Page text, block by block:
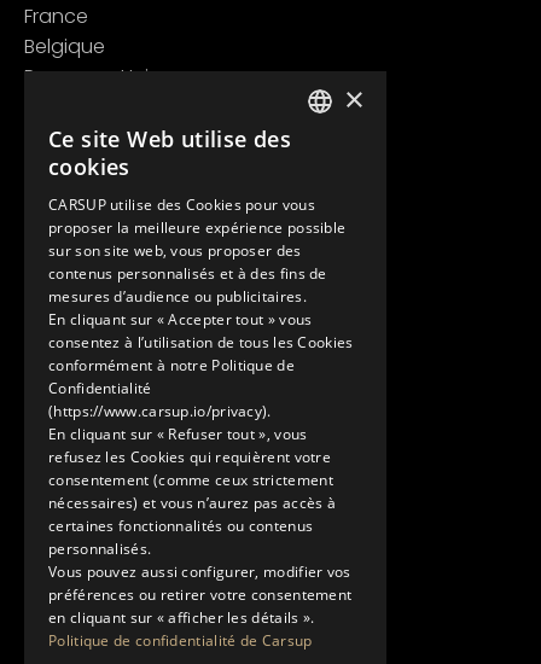
France
Belgique
Royaume Uni
Contact
+33 1 89 47 00 43
contact@carsup.io
Page contact
Découvrir
Nos Conciergeries
Nos services
Le Showroom
L'univers Carsup
Le carnet de route
En savoir plus
Mentions légales
Politique de confidentialité
Conditions générales d'utilisation
×
Ce site Web utilise des
cookies
CARSUP utilise des Cookies pour vous
proposer la meilleure expérience possible
sur son site web, vous proposer des
contenus personnalisés et à des fins de
mesures d’audience ou publicitaires.
En cliquant sur « Accepter tout » vous
consentez à l’utilisation de tous les Cookies
conformément à notre Politique de
Confidentialité
(https://www.carsup.io/privacy).
En cliquant sur « Refuser tout », vous
refusez les Cookies qui requièrent votre
consentement (comme ceux strictement
nécessaires) et vous n’aurez pas accès à
certaines fonctionnalités ou contenus
personnalisés.
Vous pouvez aussi configurer, modifier vos
préférences ou retirer votre consentement
en cliquant sur « afficher les détails ».
Politique de confidentialité de Carsup